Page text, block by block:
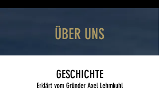
ÜBER UNS
GESCHICHTE
Erklärt vom Gründer Axel Lehmkuhl